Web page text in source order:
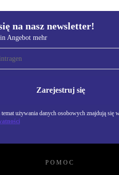
na nasz newsletter!
Angebot mehr
Zarejestruj się
używania danych osobowych znajdują się
Informacje na temat używania
Polityce prywatności
NEW.
POMOC